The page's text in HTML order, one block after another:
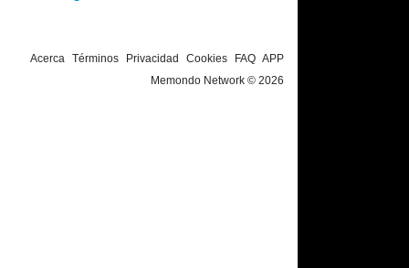
Acerca Términos Privacidad Cookies FAQ APP
Memondo Network © 2026